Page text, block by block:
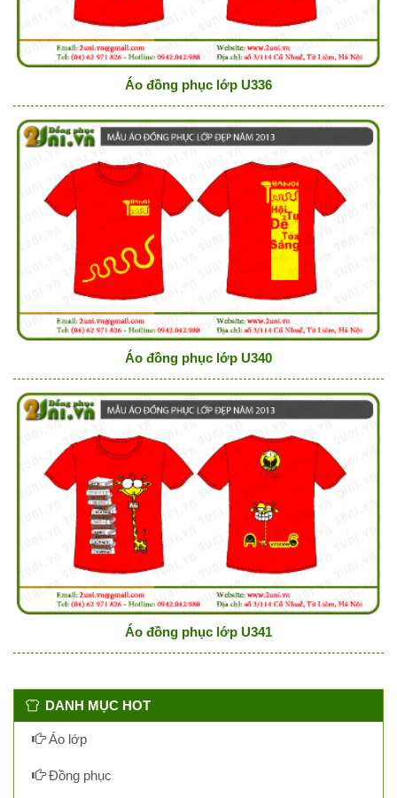
Áo đồng phục lớp U336
Áo đồng phục lớp U340
Áo đồng phục lớp U341
DANH MỤC HOT
Áo lớp
Đồng phục